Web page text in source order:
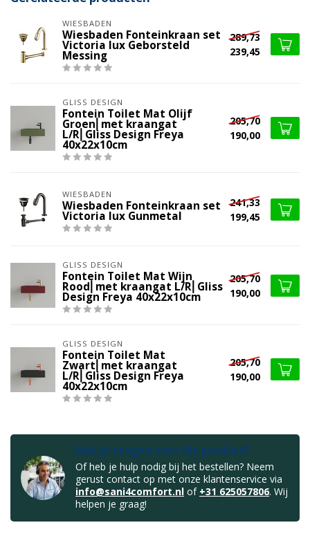
WIESBADEN
Wiesbaden Fonteinkraan set
Victoria lux Geborsteld
Messing
289,73
239,45
GLISS DESIGN
Fontein Toilet Mat Olijf
Groen⎢met kraangat
L/R⎢Gliss Design Freya
40x22x10cm
205,70
190,00
WIESBADEN
Wiesbaden Fonteinkraan set
Victoria lux Gunmetal
241,33
199,45
GLISS DESIGN
Fontein Toilet Mat Wijn
Rood⎢met kraangat L/R⎢Gliss
Design Freya 40x22x10cm
205,70
190,00
GLISS DESIGN
Fontein Toilet Mat
Zwart⎢met kraangat
L/R⎢Gliss Design Freya
40x22x10cm
205,70
190,00
Heb je vragen over dit product?
Of heb je hulp nodig bij het bestellen? Neem
gerust contact op met onze klantenservice via
info@sani4comfort.nl of +31 625057806. Wij
helpen je graag!